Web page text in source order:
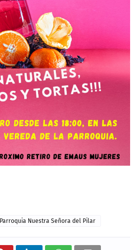
Parroquia Nuestra Señora del Pilar